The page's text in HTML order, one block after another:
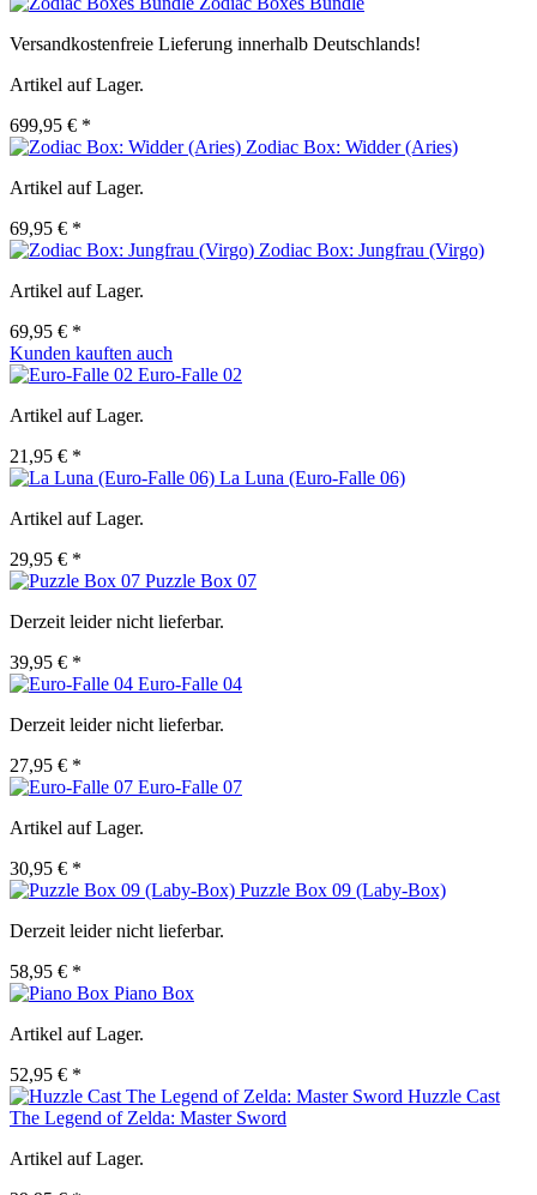
Versandkostenfreie Lieferung innerhalb Deutschlands!
Artikel auf Lager.
699,95 € *
Zodiac Box: Widder (Aries)
Artikel auf Lager.
69,95 € *
Zodiac Box: Jungfrau (Virgo)
Artikel auf Lager.
69,95 € *
Kunden kauften auch
Euro-Falle 02
Artikel auf Lager.
21,95 € *
La Luna (Euro-Falle 06)
Artikel auf Lager.
29,95 € *
Puzzle Box 07
Derzeit leider nicht lieferbar.
39,95 € *
Euro-Falle 04
Derzeit leider nicht lieferbar.
27,95 € *
Euro-Falle 07
Artikel auf Lager.
30,95 € *
Puzzle Box 09 (Laby-Box)
Derzeit leider nicht lieferbar.
58,95 € *
Piano Box
Artikel auf Lager.
52,95 € *
Huzzle Cast
The Legend of Zelda: Master Sword
Artikel auf Lager.